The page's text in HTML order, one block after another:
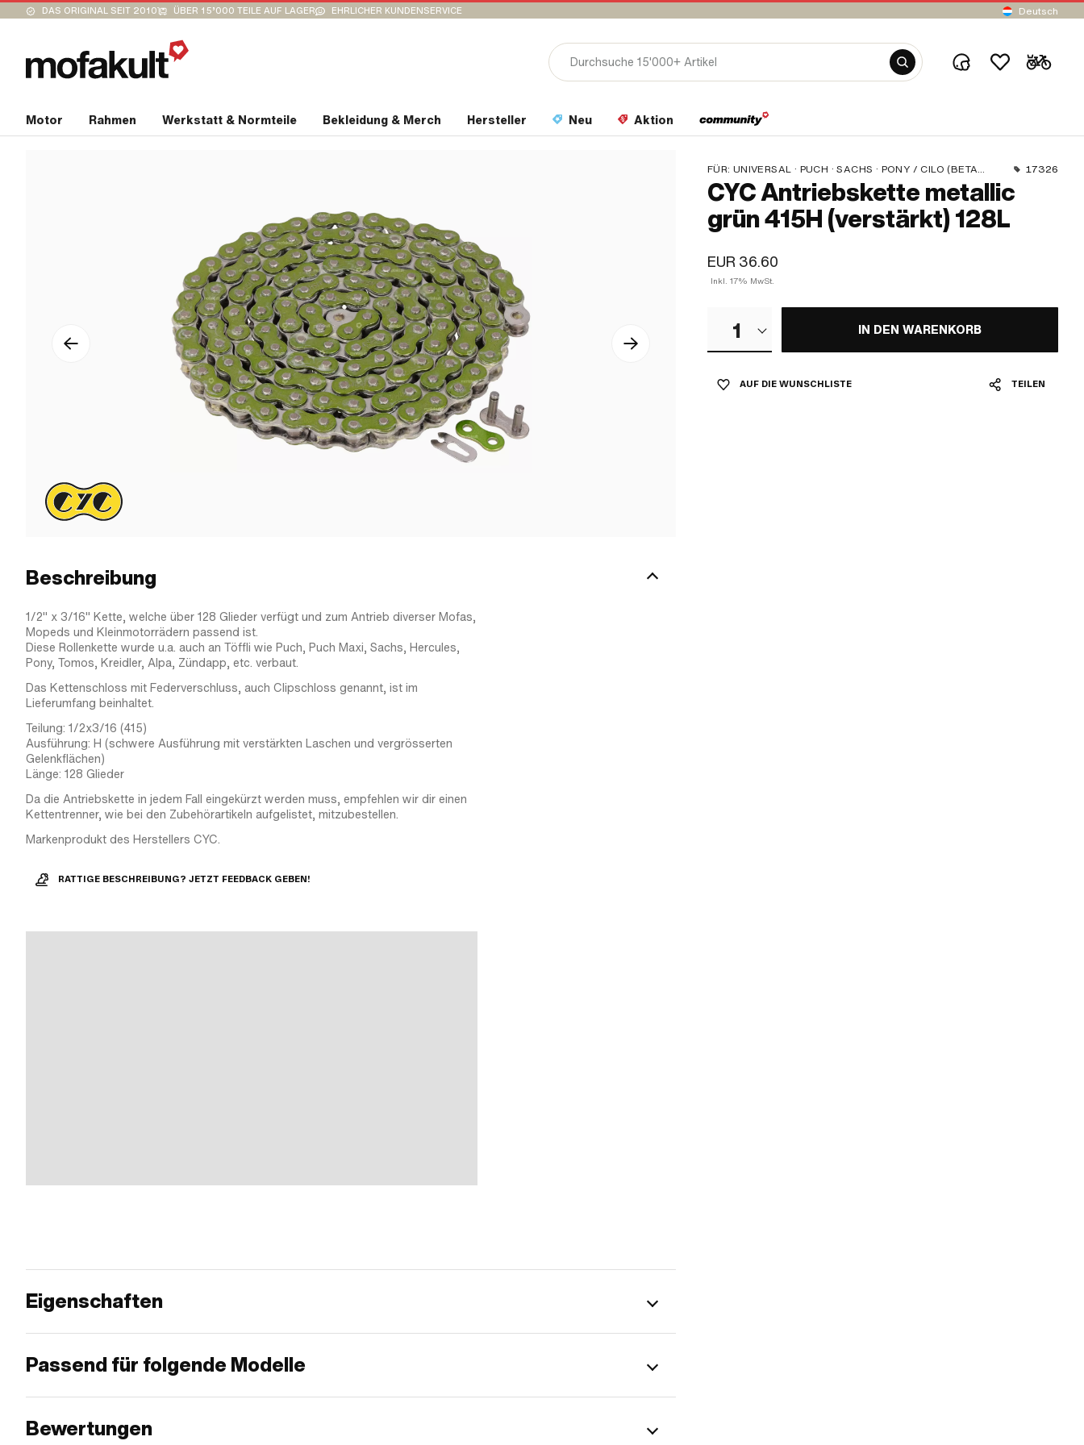
DAS ORIGINAL SEIT 2010 ÜBER 15’000 TEILE AUF LAGER EHRLICHER KUNDENSERVICE Deutsch
Motor Rahmen Werkstatt & Normteile Bekleidung & Merch Hersteller Neu Aktion
FÜR: UNIVERSAL · PUCH · SACHS · PONY / CILO (BETA 521 & 512) · ZÜNDAPP BELMONDO · TOMOS · BYE BIKE 17326
CYC Antriebskette metallic
grün 415H (verstärkt) 128L
EUR 36.60
Inkl. 17% MwSt.
1 IN DEN WARENKORB
AUF DIE WUNSCHLISTE TEILEN
Beschreibung
1/2" x 3/16" Kette, welche über 128 Glieder verfügt und zum Antrieb diverser Mofas,
Mopeds und Kleinmotorrädern passend ist.
Diese Rollenkette wurde u.a. auch an Töffli wie Puch, Puch Maxi, Sachs, Hercules,
Pony, Tomos, Kreidler, Alpa, Zündapp, etc. verbaut.
Das Kettenschloss mit Federverschluss, auch Clipschloss genannt, ist im
Lieferumfang beinhaltet.
Teilung: 1/2x3/16 (415)
Ausführung: H (schwere Ausführung mit verstärkten Laschen und vergrösserten
Gelenkflächen)
Länge: 128 Glieder
Da die Antriebskette in jedem Fall eingekürzt werden muss, empfehlen wir dir einen
Kettentrenner, wie bei den Zubehörartikeln aufgelistet, mitzubestellen.
Markenprodukt des Herstellers CYC.
RATTIGE BESCHREIBUNG? JETZT FEEDBACK GEBEN!
Eigenschaften
Passend für folgende Modelle
Bewertungen